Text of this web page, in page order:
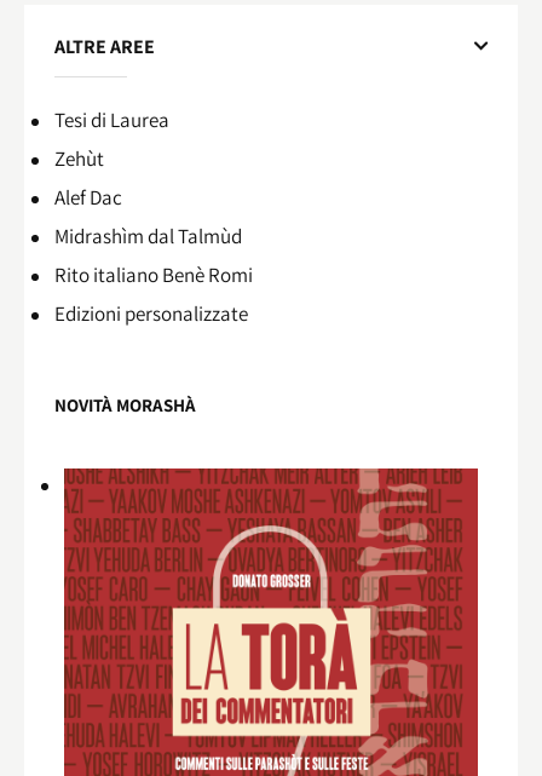
ALTRE AREE
Tesi di Laurea
Zehùt
Alef Dac
Midrashìm dal Talmùd
Rito italiano Benè Romi​
Edizioni personalizzate
NOVITÀ MORASHÀ